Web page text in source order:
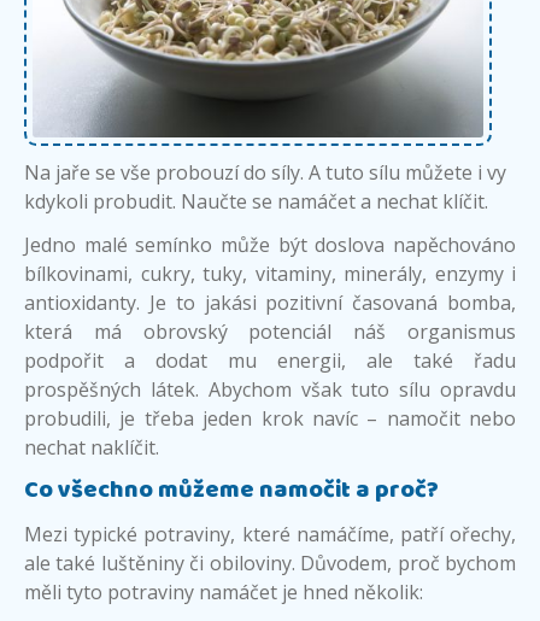
Na jaře se vše probouzí do síly. A tuto sílu můžete i vy
kdykoli probudit. Naučte se namáčet a nechat klíčit.
Jedno malé semínko může být doslova napěchováno
bílkovinami, cukry, tuky, vitaminy, minerály, enzymy i
antioxidanty. Je to jakási pozitivní časovaná bomba,
která má obrovský potenciál náš organismus
podpořit a dodat mu energii, ale také řadu
prospěšných látek. Abychom však tuto sílu opravdu
probudili, je třeba jeden krok navíc – namočit nebo
nechat naklíčit.
Co všechno můžeme namočit a proč?
Mezi typické potraviny, které namáčíme, patří ořechy,
ale také luštěniny či obiloviny. Důvodem, proč bychom
měli tyto potraviny namáčet je hned několik: